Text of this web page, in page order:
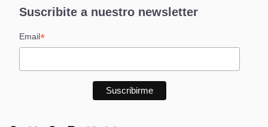
Suscribite a nuestro newsletter
Email*